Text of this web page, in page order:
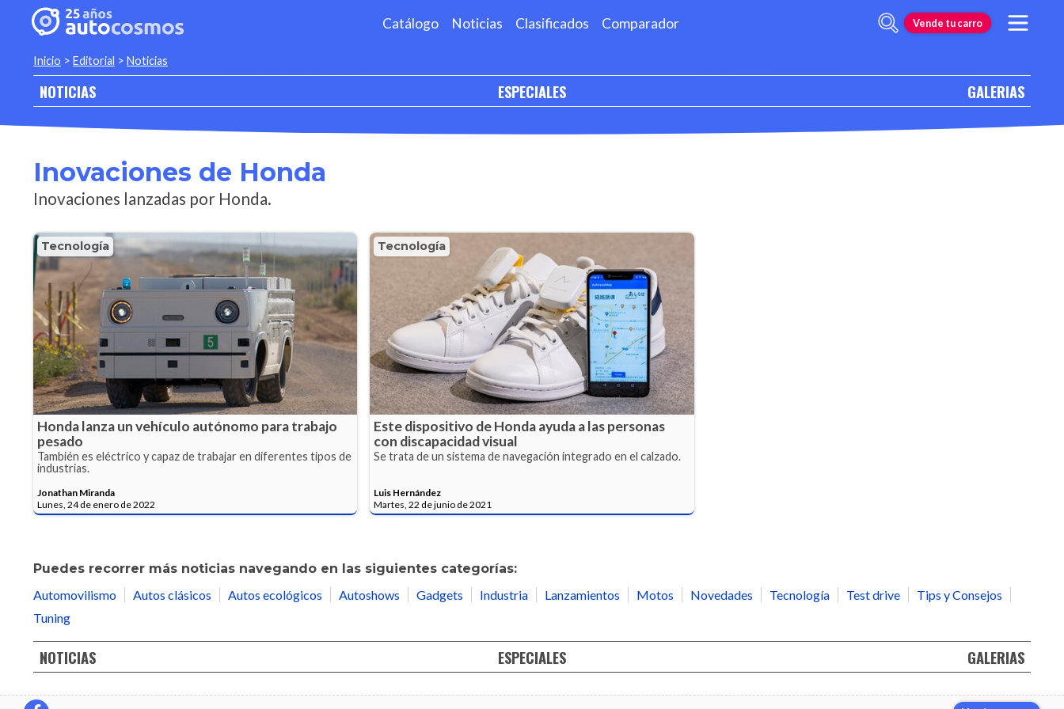
Catálogo Noticias Clasificados Comparador Vende tu carro
Inicio > Editorial > Noticias
NOTICIAS ESPECIALES GALERIAS
Inovaciones de Honda
Inovaciones lanzadas por Honda.
Tecnología
Honda lanza un vehículo autónomo para trabajo
pesado
También es eléctrico y capaz de trabajar en diferentes tipos de
industrias.
Jonathan Miranda
Lunes, 24 de enero de 2022
Tecnología
Este dispositivo de Honda ayuda a las personas
con discapacidad visual
Se trata de un sistema de navegación integrado en el calzado.
Luis Hernández
Martes, 22 de junio de 2021
Puedes recorrer más noticias navegando en las siguientes categorías:
Automovilismo
Autos clásicos Autos ecológicos Autoshows Gadgets Industria Lanzamientos Motos Novedades Tecnología Test drive
Tips y Consejos
Tuning
NOTICIAS ESPECIALES GALERIAS